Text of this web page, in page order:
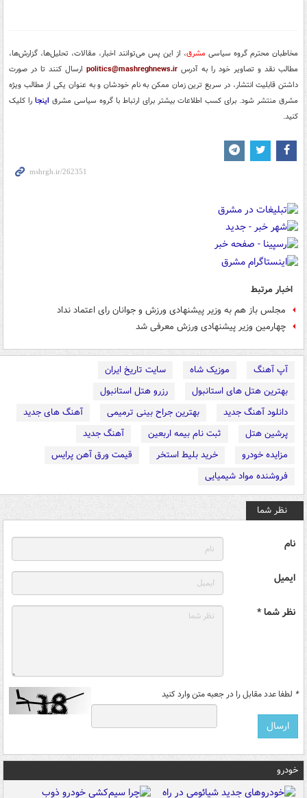
مخاطبان محترم گروه سیاسی مشرق، از این پس می‌توانند اخبار، مقالات، تحلیل‌ها، گزارش‌ها،
مطالب نقد و تصاویر خود را به آدرس politics@mashreghnews.ir ارسال کنند تا در صورت
داشتن قابلیت انتشار، در سریع ترین زمان ممکن به نام خودشان و به عنوان یکی از مطالب ویژه
مشرق منتشر شود. برای کسب اطلاعات بیشتر برای ارتباط با گروه سیاسی مشرق اینجا را کلیک
کنید.
اخبار مرتبط
مجلس باز هم به وزیر پیشنهادی ورزش و جوانان رای اعتماد نداد
چهارمین وزیر پیشنهادی ورزش معرفی شد
آپ آهنگ موزیک شاه
سایت تاریخ ایران
بهترین هتل های استانبول
رزرو هتل استانبول
دانلود آهنگ جدید
بهترین جراح بینی ترمیمی
آهنگ های جدید
پرشین هتل
ثبت نام بیمه اربعین
آهنگ جدید
مزایده خودرو
خرید بلیط استخر
قیمت ورق آهن پرایس
فروشنده مواد شیمیایی
نظر شما
نام
ایمیل
نظر شما *
* لطفا عدد مقابل را در جعبه متن وارد کنید
خودرو